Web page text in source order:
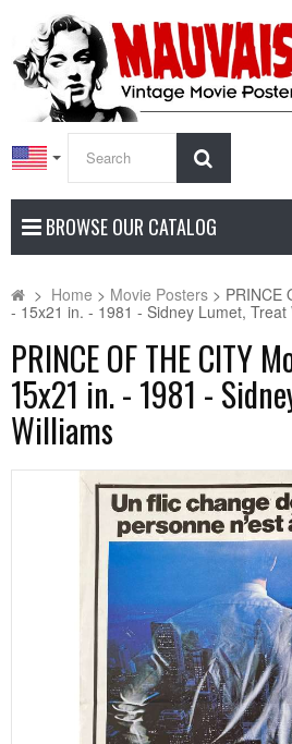
BROWSE OUR CATALOG
> Home > Movie Posters > PRINCE
- 15x21 in. - 1981 - Sidney Lumet, Treat
PRINCE OF THE CITY
15x21 in. - 1981 -
Williams